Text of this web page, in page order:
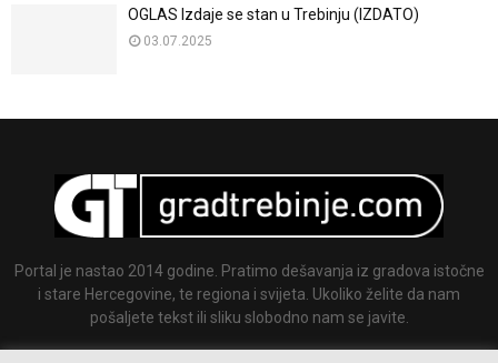
OGLAS Izdaje se stan u Trebinju (IZDATO)
03.07.2025
Portal je nastao 2014 godine. Pratimo dešavanja iz gradova istočne
i stare Hercegovine, te regiona i svijeta. Ukoliko želite da nam
pošaljete tekst ili sliku slobodno nam se javite.